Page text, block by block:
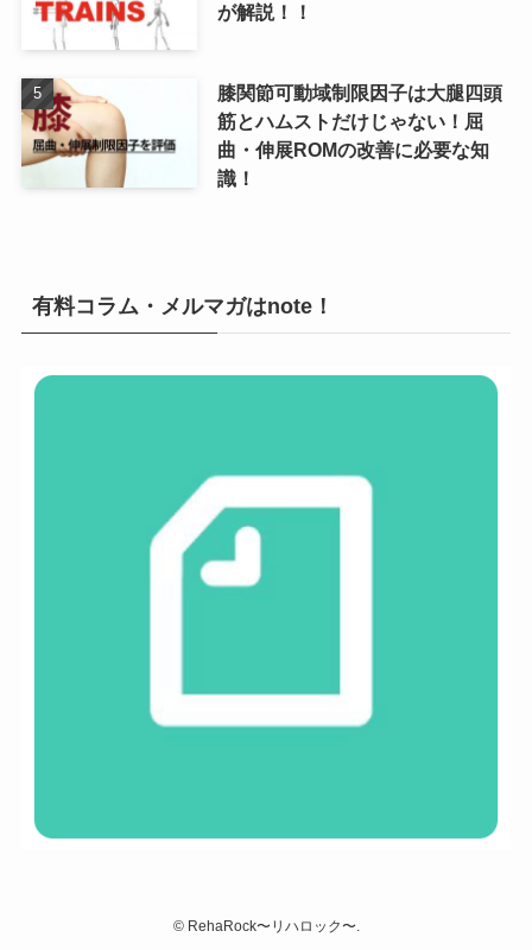
が解説！！
膝関節可動域制限因子は大腿四頭
筋とハムストだけじゃない！屈
曲・伸展ROMの改善に必要な知
識！
有料コラム・メルマガはnote！
©RehaRock〜リハロック〜.